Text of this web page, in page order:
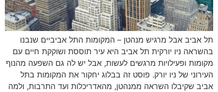
תל אביב אבל מרגיש מנהטן – המקומות התל אביביים שנבנו
בהשראה ניו יורקית תל אביב היא עיר תוססת ושוקקת חיים עם
מקומות ופעילויות מרגשים לעשות, אבל יש לה גם השפעה מהנוף
העירוני של ניו יורק. פוסט זה בבלוג יחקור את המקומות בתל
אביב שקיבלו השראה ממנהטן, מהאדריכלות ועד התרבות, ולמה